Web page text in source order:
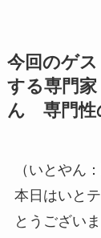
今回のゲ
する専門
ん 専門性
（いとやん
本日はいと
とうござい